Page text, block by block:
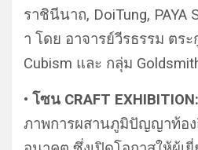
ราชินีนาถ, DoiTung, PAYA
า โดย อาจารย์วีรธรรม ตระ
Cubism และ กลุ่ม
• โซน CRAFT EXHIBITION:
ภาพการผสานภูมิปัญญาท้อ